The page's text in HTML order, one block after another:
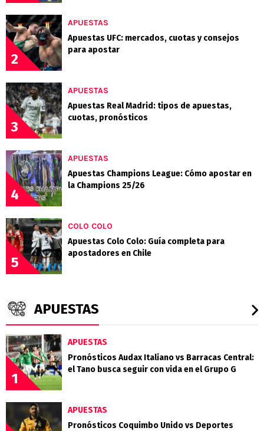
2
APUESTAS
Apuestas UFC: mercados, cuotas y consejos
para apostar
3
APUESTAS
Apuestas Real Madrid: tipos de apuestas,
cuotas, pronósticos
4
APUESTAS
Apuestas Champions League: Cómo apostar en
la Champions 25/26
5
COLO COLO
Apuestas Colo Colo: Guía completa para
apostadores en Chile
APUESTAS
1
APUESTAS
Pronósticos Audax Italiano vs Barracas Central:
el Tano busca seguir con vida en el Grupo G
APUESTAS
Pronósticos Coquimbo Unido vs Deportes